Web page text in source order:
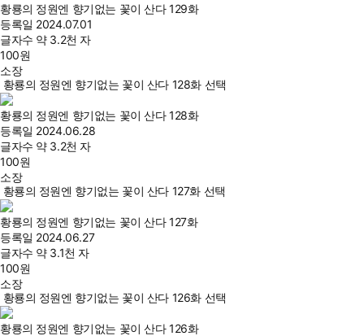
황룡의 정원엔 향기없는 꽃이 산다 129화
등록일 2024.07.01
글자수 약 3.2천 자
100원
소장
황룡의 정원엔 향기없는 꽃이 산다 128화 선택
황룡의 정원엔 향기없는 꽃이 산다 128화
등록일 2024.06.28
글자수 약 3.2천 자
100원
소장
황룡의 정원엔 향기없는 꽃이 산다 127화 선택
황룡의 정원엔 향기없는 꽃이 산다 127화
등록일 2024.06.27
글자수 약 3.1천 자
100원
소장
황룡의 정원엔 향기없는 꽃이 산다 126화 선택
황룡의 정원엔 향기없는 꽃이 산다 126화